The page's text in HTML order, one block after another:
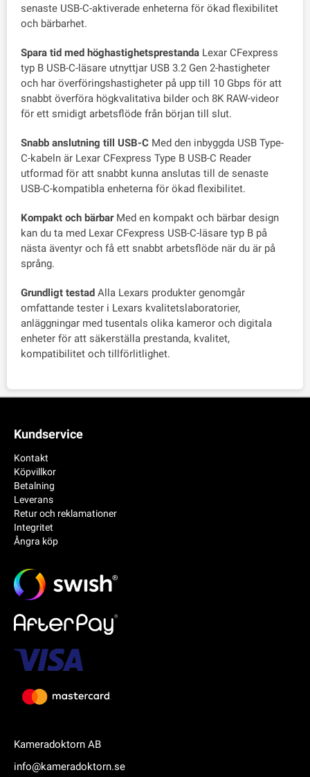
senaste USB-C-aktiverade enheterna för ökad flexibilitet
och bärbarhet.
Spara tid med höghastighetsprestanda Lexar CFexpress
typ B USB-C-läsare utnyttjar USB 3.2 Gen 2-hastigheter
och har överföringshastigheter på upp till 10 Gbps för att
snabbt överföra högkvalitativa bilder och 8K RAW-videor
för ett smidigt arbetsflöde från början till slut.
Snabb anslutning till USB-C Med den inbyggda USB Type-
C-kabeln är Lexar CFexpress Type B USB-C Reader
utformad för att snabbt kunna anslutas till de senaste
USB-C-kompatibla enheterna för ökad flexibilitet.
Kompakt och bärbarMed en kompakt och bärbar design
kan du ta med Lexar CFexpress USB-C-läsare typ B på
nästa äventyr och få ett snabbt arbetsflöde när du är på
språng.
Grundligt testad Alla Lexars produkter genomgår
omfattande tester i Lexars kvalitetslaboratorier,
anläggningar med tusentals olika kameror och digitala
enheter för att säkerställa prestanda, kvalitet,
kompatibilitet och tillförlitlighet.
Kameradoktorn AB
info@kameradoktorn.se
Kundservice
Kontakt
Köpvillkor
Betalning
Leverans
Retur och reklamationer
Integritet
Ångra köp